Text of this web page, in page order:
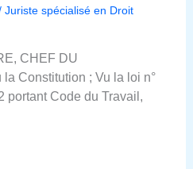
Juriste spécialisé en Droit
CHEF DU
Constitution ; Vu la loi n°
portant Code du Travail,